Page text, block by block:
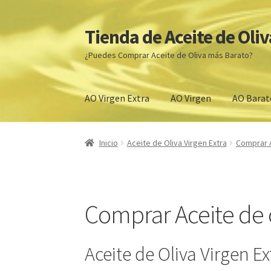
Ir
a
la
navegación
Ir
al
contenido
Tienda de Aceite de
¿Puedes Comprar Aceite de Oliva más Barato?
AO Virgen Extra AO Virgen AO
Inicio ACEITES DE OLIVA VIRGEN EXTRA
Inicio Aceite de Oliva Virgen Extra Comprar
Comprar Aceite
Aceite de Oliva Virgen